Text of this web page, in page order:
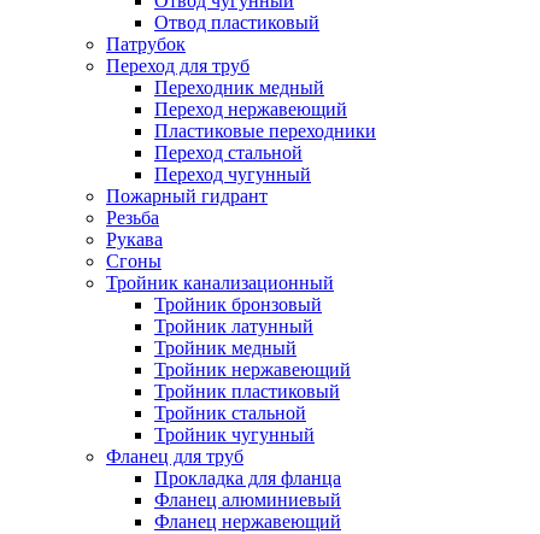
Отвод пластиковый
Патрубок
Переход для труб
Переходник медный
Переход нержавеющий
Пластиковые переходники
Переход стальной
Переход чугунный
Пожарный гидрант
Резьба
Рукава
Сгоны
Тройник канализационный
Тройник бронзовый
Тройник латунный
Тройник медный
Тройник нержавеющий
Тройник пластиковый
Тройник стальной
Тройник чугунный
Фланец для труб
Прокладка для фланца
Фланец алюминиевый
Фланец нержавеющий